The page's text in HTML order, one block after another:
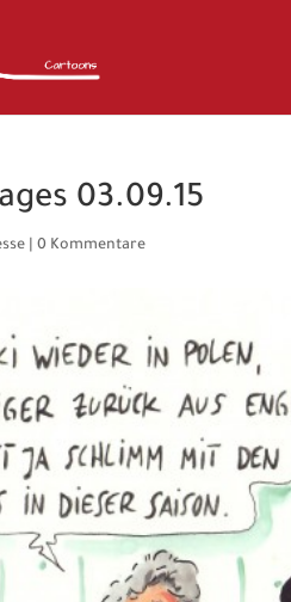
03.09.15
|0 Kommentare